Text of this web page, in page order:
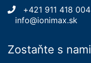
+421 911 418 004
info@ionimax.sk
Zostaňte s nami